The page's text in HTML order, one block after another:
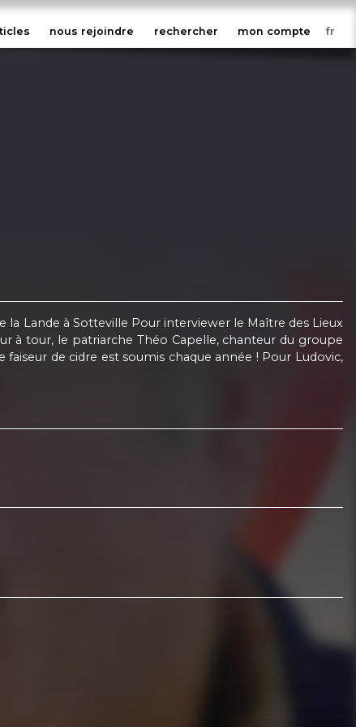
nous rejoindre rechercher mon compte
la Lande à Sotteville Pour interviewer le Maître des Lieux
à tour, le patriarche Théo Capelle, chanteur du groupe
de cidre est soumis chaque année ! Pour Ludovic,